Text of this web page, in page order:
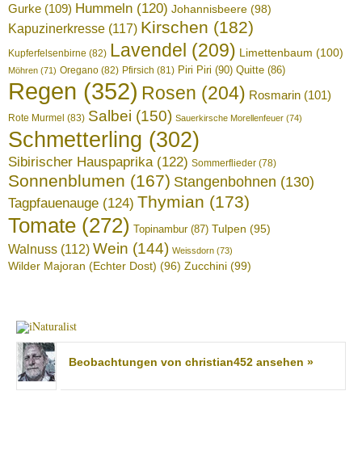
Gurke (109) Hummeln (120) Johannisbeere (98)
Kapuzinerkresse (117) Kirschen (182)
Kupferfelsenbirne (82) Lavendel (209) Limettenbaum (100)
Möhren (71) Oregano (82) Pfirsich (81) Piri Piri (90) Quitte (86)
Regen (352) Rosen (204) Rosmarin (101)
Rote Murmel (83) Salbei (150) Sauerkirsche Morellenfeuer (74)
Schmetterling (302)
Sibirischer Hauspaprika(122) Sommerflieder (78)
Sonnenblumen (167) Stangenbohnen (130)
Tagpfauenauge (124) Thymian (173)
Tomate (272) Topinambur(87) Tulpen (95)
Walnuss (112) Wein (144) Weissdorn (73)
Wilder Majoran (Echter Dost) (96) Zucchini (99)
Beobachtungen von christian452 ansehen »